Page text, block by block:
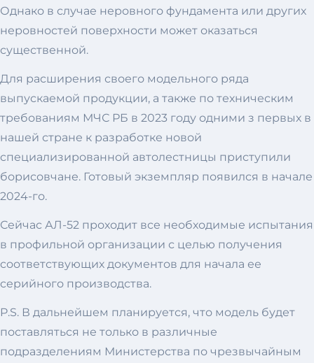
Однако в случае неровного фундамента или других
неровностей поверхности может оказаться
существенной.
Для расширения своего модельного ряда
выпускаемой продукции, а также по техническим
требованиям МЧС РБ в 2023 году одними з первых в
нашей стране к разработке новой
специализированной автолестницы приступили
борисовчане. Готовый экземпляр появился в начале
2024-го.
Сейчас АЛ-52 проходит все необходимые испытания
в профильной организации с целью получения
соответствующих документов для начала ее
серийного производства.
P.S. В дальнейшем планируется, что модель будет
поставляться не только в различные
подразделениям Министерства по чрезвычайным